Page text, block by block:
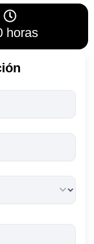
horas